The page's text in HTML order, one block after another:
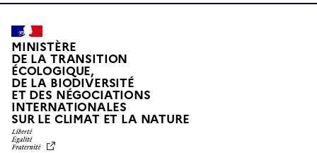
MINISTÈRE
DE LA TRANSITION
ÉCOLOGIQUE,
DE LA BIODIVERSITÉ
ET DES NÉGOCIATIONS
INTERNATIONALES
SUR LE CLIMAT ET LA NATUREL